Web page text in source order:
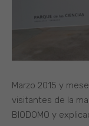
Marzo 2015 y
visitantes de la
BIODOMO y